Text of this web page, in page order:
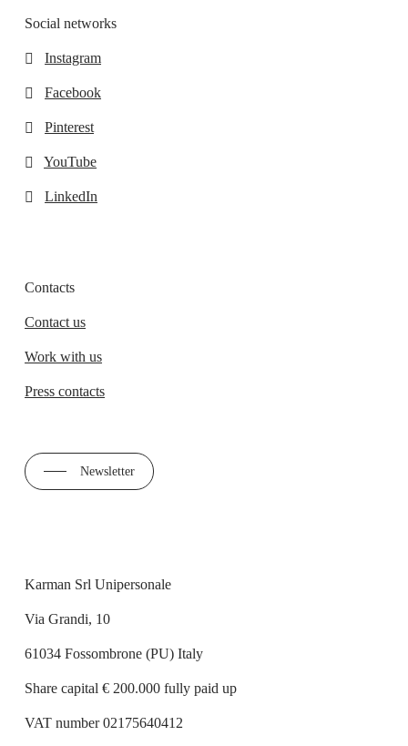
Social networks
Instagram
Facebook
Pinterest
YouTube
LinkedIn
Contacts
Contact us
Work with us
Press contacts
Newsletter
Karman Srl Unipersonale
Via Grandi, 10
61034 Fossombrone (PU) Italy
Share capital € 200.000 fully paid up
VAT number 02175640412